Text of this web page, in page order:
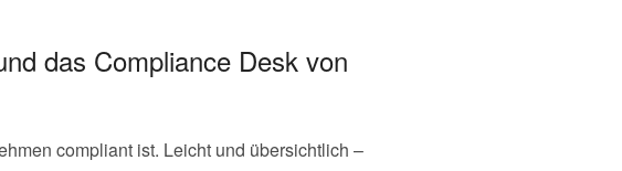
das Compliance Desk von
compliant ist. Leicht und übersichtlich –